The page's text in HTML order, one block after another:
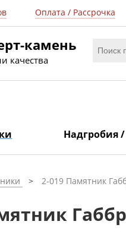
Оплата / Рассрочка
камень
качества
Надгробия
2-019 Памятник